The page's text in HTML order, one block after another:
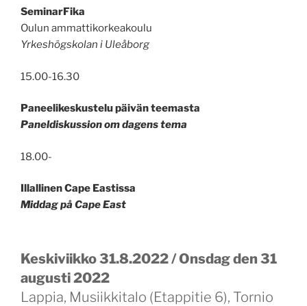
SeminarFika
Oulun ammattikorkeakoulu
Yrkeshögskolan i Uleåborg
15.00-16.30
Paneelikeskustelu päivän teemasta
Paneldiskussion om dagens tema
18.00-
Illallinen Cape Eastissa
Middag på Cape East
Keskiviikko 31.8.2022 / Onsdag den 31
augusti 2022
Lappia, Musiikkitalo (Etappitie 6), Tornio